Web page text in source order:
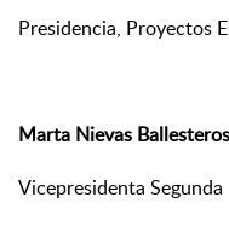
Presidencia, Proyectos
Marta Nievas Ballesteros
Vicepresidenta Segunda